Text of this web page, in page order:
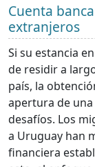
Cuenta
extranjeros
Si su estancia
de residir a
país, la
apertura de
desafíos. Los
a Uruguay han
financiera